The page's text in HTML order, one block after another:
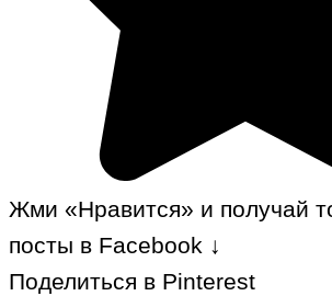
Жми «Нравится» и получай
посты в Facebook ↓
Поделиться в Pinterest